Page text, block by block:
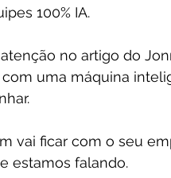
100% IA.
no artigo do
uma máquina
vai ficar com o seu
estamos falando.